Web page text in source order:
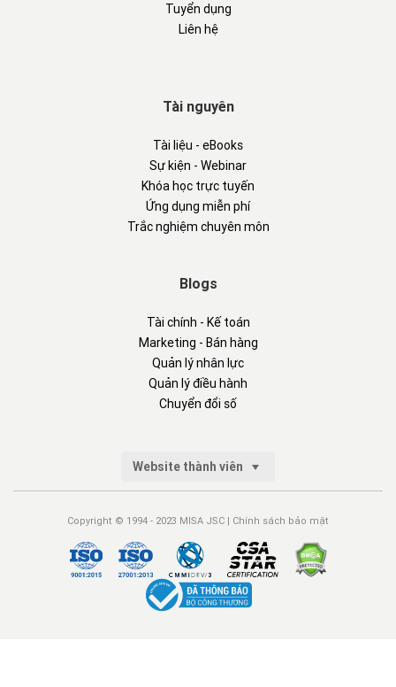
Tuyển dụng
Liên hệ
Tài nguyên
Tài liệu - eBooks
Sự kiện - Webinar
Khóa học trực tuyến
Ứng dụng miễn phí
Trắc nghiệm chuyên môn
Blogs
Tài chính - Kế toán
Marketing - Bán hàng
Quản lý nhân lực
Quản lý điều hành
Chuyển đổi số
Website thành viên
Copyright © 1994 - 2023 MISA JSC | Chính sách bảo mật